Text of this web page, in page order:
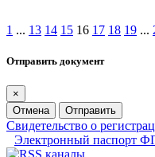
1 ... 13 14 15 16 17 18 19 ...
Отправить документ
×
Отмена
Отправить
Свидетельство о
Электронный паспорт